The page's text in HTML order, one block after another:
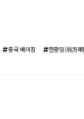
중국 베이징 한팡밍(韩方